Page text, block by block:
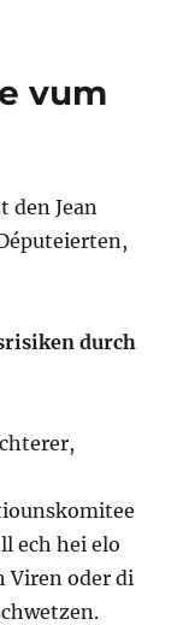
vum
den Jean
durch
ech hei elo
Viren oder di